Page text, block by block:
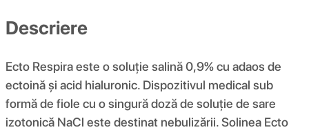
Descriere
Ecto Respira este o soluție salină 0,9% cu adaos de
ectoină și acid hialuronic. Dispozitivul medical sub
formă de fiole cu o singură doză de soluție de sare
izotonică NaCl este destinat nebulizării. Solinea Ecto